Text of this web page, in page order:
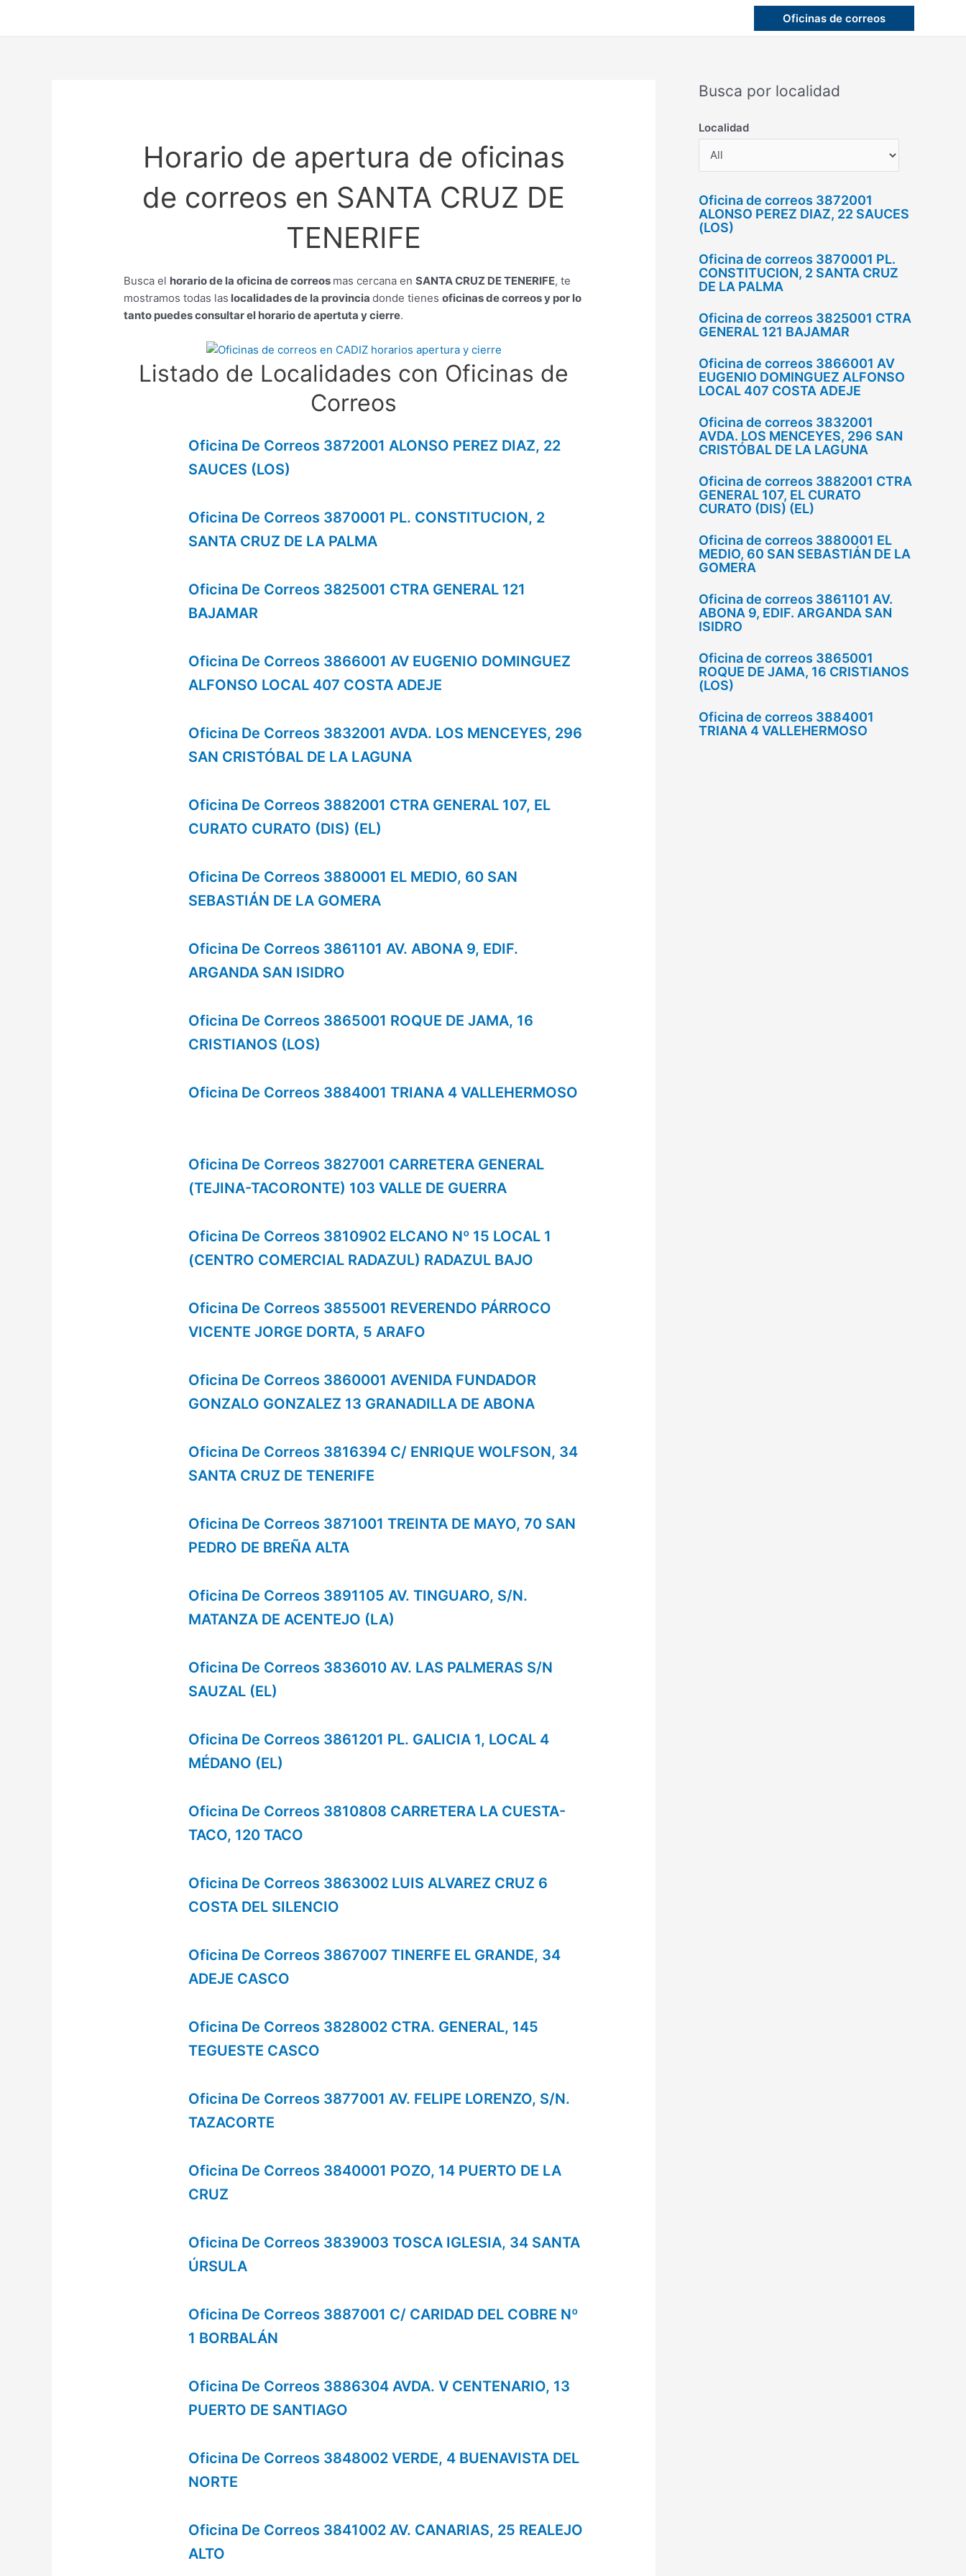
Oficinas de correos
Horario de apertura de oficinas
de correos en SANTA CRUZ DE
TENERIFE
Busca el horario de la oficina de correos mas cercana enSANTA CRUZ DE TENERIFE, te
mostramos todas las localidades de la provinciadonde tienesoficinas de correos y por lo
tanto puedes consultar el horario de apertuta y cierre.
Listado de Localidades con Oficinas de
Correos
Oficina De Correos 3872001 ALONSO PEREZ DIAZ, 22
SAUCES (LOS)
Oficina De Correos 3870001 PL. CONSTITUCION, 2
SANTA CRUZ DE LA PALMA
Oficina De Correos 3825001 CTRA GENERAL 121
BAJAMAR
Oficina De Correos 3866001 AV EUGENIO DOMINGUEZ
ALFONSO LOCAL 407 COSTA ADEJE
Oficina De Correos 3832001 AVDA. LOS MENCEYES, 296
SAN CRISTÓBAL DE LA LAGUNA
Oficina De Correos 3882001 CTRA GENERAL 107, EL
CURATO CURATO (DIS) (EL)
Oficina De Correos 3880001 EL MEDIO, 60 SAN
SEBASTIÁN DE LA GOMERA
Oficina De Correos 3861101 AV. ABONA 9, EDIF.
ARGANDA SAN ISIDRO
Oficina De Correos 3865001 ROQUE DE JAMA, 16
CRISTIANOS (LOS)
Oficina De Correos 3884001 TRIANA 4 VALLEHERMOSO
Oficina De Correos 3827001 CARRETERA GENERAL
(TEJINA-TACORONTE) 103 VALLE DE GUERRA
Oficina De Correos 3810902 ELCANO Nº 15 LOCAL 1
(CENTRO COMERCIAL RADAZUL) RADAZUL BAJO
Oficina De Correos 3855001 REVERENDO PÁRROCO
VICENTE JORGE DORTA, 5 ARAFO
Oficina De Correos 3860001 AVENIDA FUNDADOR
GONZALO GONZALEZ 13 GRANADILLA DE ABONA
Oficina De Correos 3816394 C/ ENRIQUE WOLFSON, 34
SANTA CRUZ DE TENERIFE
Oficina De Correos 3871001 TREINTA DE MAYO, 70 SAN
PEDRO DE BREÑA ALTA
Oficina De Correos 3891105 AV. TINGUARO, S/N.
MATANZA DE ACENTEJO (LA)
Oficina De Correos 3836010 AV. LAS PALMERAS S/N
SAUZAL (EL)
Oficina De Correos 3861201 PL. GALICIA 1, LOCAL 4
MÉDANO (EL)
Oficina De Correos 3810808 CARRETERA LA CUESTA-
TACO, 120 TACO
Oficina De Correos 3863002 LUIS ALVAREZ CRUZ 6
COSTA DEL SILENCIO
Oficina De Correos 3867007 TINERFE EL GRANDE, 34
ADEJE CASCO
Oficina De Correos 3828002 CTRA. GENERAL, 145
TEGUESTE CASCO
Oficina De Correos 3877001 AV. FELIPE LORENZO, S/N.
TAZACORTE
Oficina De Correos 3840001 POZO, 14 PUERTO DE LA
CRUZ
Oficina De Correos 3839003 TOSCA IGLESIA, 34 SANTA
ÚRSULA
Oficina De Correos 3887001 C/ CARIDAD DEL COBRE Nº
1 BORBALÁN
Oficina De Correos 3886304 AVDA. V CENTENARIO, 13
PUERTO DE SANTIAGO
Oficina De Correos 3848002 VERDE, 4 BUENAVISTA DEL
NORTE
Oficina De Correos 3841002 AV. CANARIAS, 25 REALEJO
ALTO
Busca por localidad
Localidad
Oficina de correos 3872001
ALONSO PEREZ DIAZ, 22 SAUCES
(LOS)
Oficina de correos 3870001 PL.
CONSTITUCION, 2 SANTA CRUZ
DE LA PALMA
Oficina de correos 3825001 CTRA
GENERAL 121 BAJAMAR
Oficina de correos 3866001 AV
EUGENIO DOMINGUEZ ALFONSO
LOCAL 407 COSTA ADEJE
Oficina de correos 3832001
AVDA. LOS MENCEYES, 296 SAN
CRISTÓBAL DE LA LAGUNA
Oficina de correos 3882001 CTRA
GENERAL 107, EL CURATO
CURATO (DIS) (EL)
Oficina de correos 3880001 EL
MEDIO, 60 SAN SEBASTIÁN DE LA
GOMERA
Oficina de correos 3861101 AV.
ABONA 9, EDIF. ARGANDA SAN
ISIDRO
Oficina de correos 3865001
ROQUE DE JAMA, 16 CRISTIANOS
(LOS)
Oficina de correos 3884001
TRIANA 4 VALLEHERMOSO